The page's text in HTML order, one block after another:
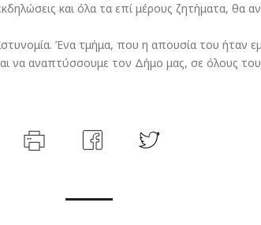
και όλα τα επί μέρους ζητήματα, θα
Ένα τμήμα, που η απουσία του ήταν
να αναπτύσσουμε τον Δήμο μας, σε όλους